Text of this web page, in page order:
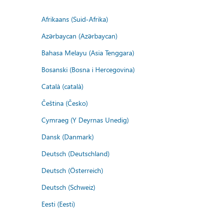
Afrikaans (Suid-Afrika)
Azərbaycan (Azərbaycan)
Bahasa Melayu (Asia Tenggara)
Bosanski (Bosna i Hercegovina)
Català (català)
Čeština (Česko)
Cymraeg (Y Deyrnas Unedig)
Dansk (Danmark)
Deutsch (Deutschland)
Deutsch (Österreich)
Deutsch (Schweiz)
Eesti (Eesti)